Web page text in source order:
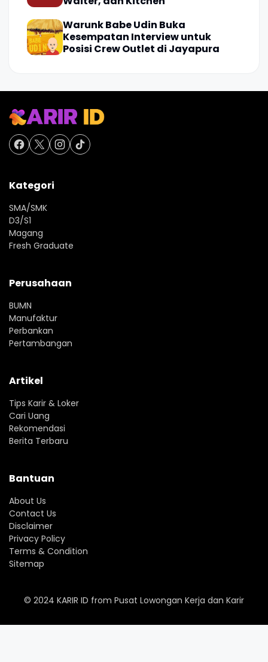
Warunk Babe Udin Buka
Kesempatan Interview untuk
Posisi Crew Outlet di Jayapura
Kategori
SMA/SMK
D3/S1
Magang
Fresh Graduate
Perusahaan
BUMN
Manufaktur
Perbankan
Pertambangan
Artikel
Tips Karir & Loker
Cari Uang
Rekomendasi
Berita Terbaru
Bantuan
About Us
Contact Us
Disclaimer
Privacy Policy
Terms & Condition
Sitemap
© 2024 KARIR ID from Pusat Lowongan Kerja dan Karir